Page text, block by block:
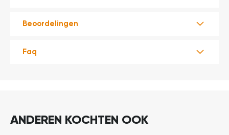
Beoordelingen
Faq
ANDEREN KOCHTEN OOK